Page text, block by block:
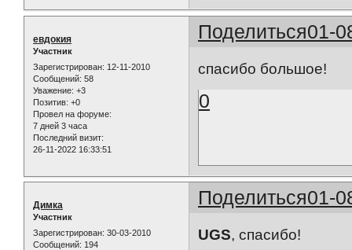
Поделиться01-
евдокия
Участник
Зарегистрирован: 12-11-2010
Сообщений: 58
Уважение: +3
Позитив: +0
Провел на форуме:
7 дней 3 часа
Последний визит:
26-11-2022 16:33:51
спасибо большое!
0
Поделиться01-
Димка
Участник
Зарегистрирован: 30-03-2010
Сообщений: 194
UGS, спасибо!